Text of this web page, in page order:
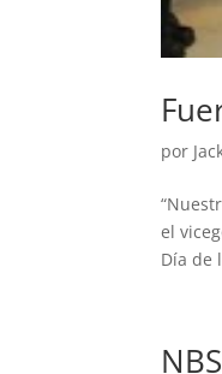
por
el
Día de